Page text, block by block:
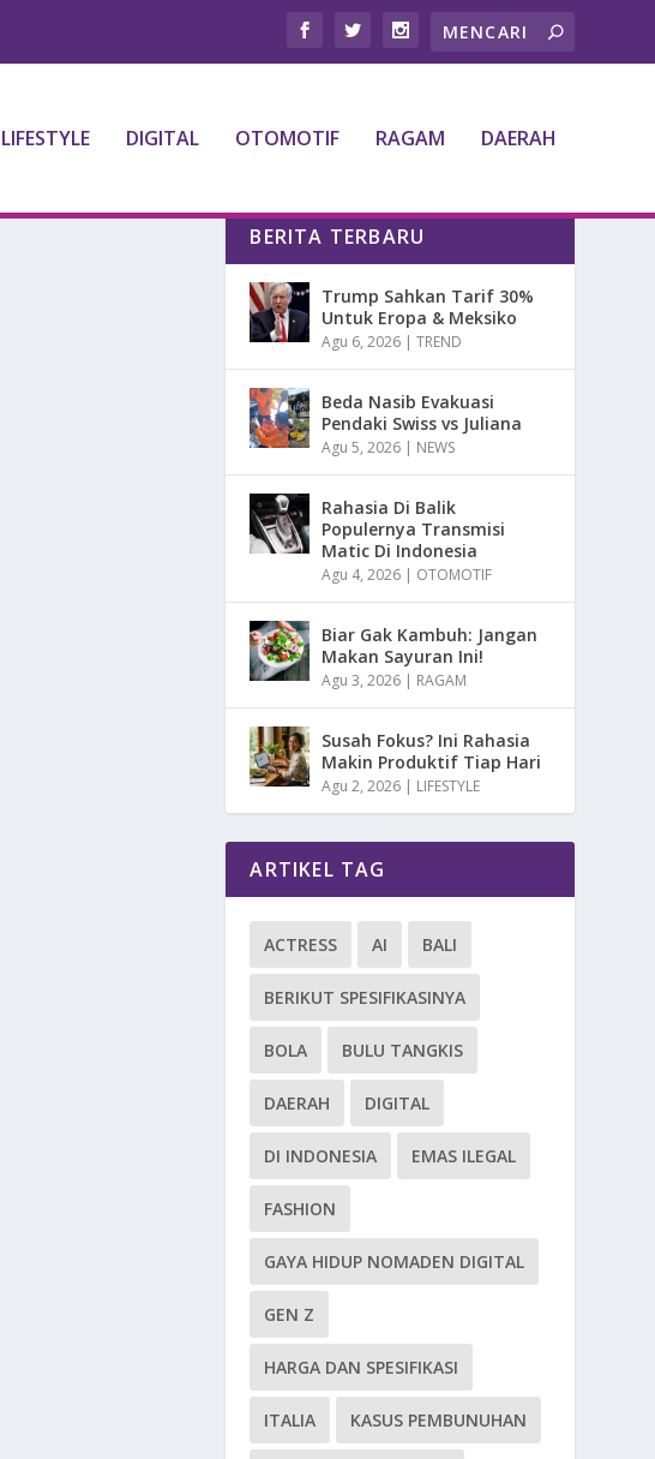
LIFESTYLE DIGITAL OTOMOTIF RAGAM DAERAH
BERITA TERBARU
Trump Sahkan Tarif 30%
Untuk Eropa & Meksiko
Agu 6, 2026 |TREND
Beda Nasib Evakuasi
Pendaki Swiss vs Juliana
Agu 5, 2026 | NEWS
Rahasia Di Balik
Populernya Transmisi
Matic Di Indonesia
Agu 4, 2026 | OTOMOTIF
Biar Gak Kambuh: Jangan
Makan Sayuran Ini!
Agu 3, 2026 | RAGAM
Susah Fokus? Ini Rahasia
Makin Produktif Tiap Hari
Agu 2, 2026 | LIFESTYLE
ARTIKEL TAG
ACTRESS AI BALI
BERIKUT SPESIFIKASINYA
BOLA BULU TANGKIS
DAERAH DIGITAL
DI INDONESIA EMAS ILEGAL
FASHION
GAYA HIDUP NOMADEN DIGITAL
GEN Z
HARGA DAN SPESIFIKASI
ITALIA KASUS PEMBUNUHAN